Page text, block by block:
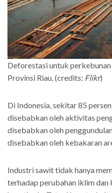
Deforestasi untuk
Provinsi Riau. (credits: Flikr)
Di Indonesia, sekitar 85
disebabkan oleh aktivitas
disebabkan oleh
disebabkan oleh kebakaran
Industri sawit tidak hanya
terhadap perubahan iklim dan